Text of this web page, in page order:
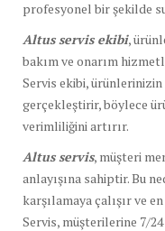
profesyonel bir şekilde
Altus servis ekibi,
bakım ve onarım
Servis ekibi,
gerçekleştirir, böylece
verimliliğini artırır.
Altus servis, müşteri
anlayışına sahiptir. Bu
karşılamaya çalışır ve
Servis, müşterilerine 7/